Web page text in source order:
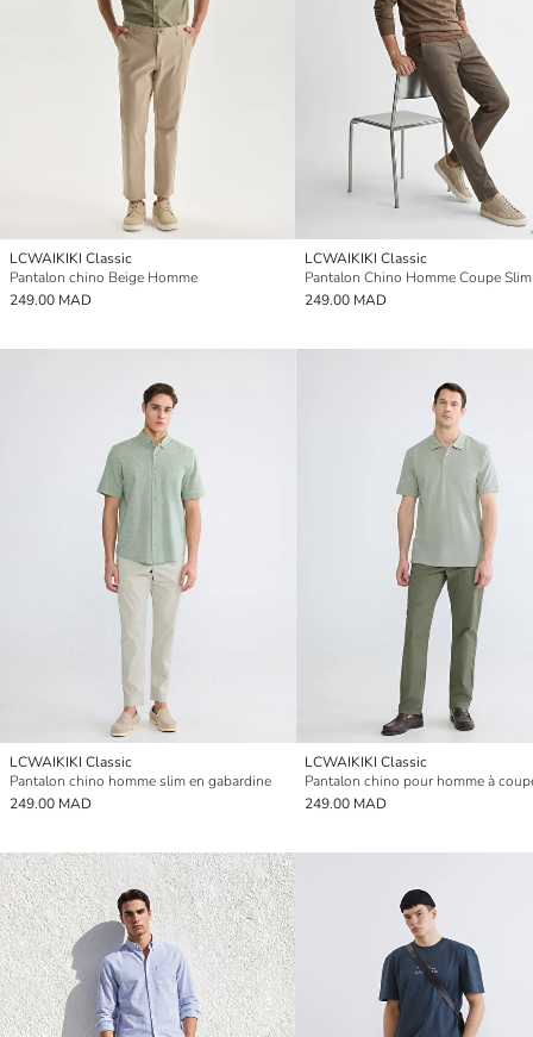
LCWAIKIKI Classic
Pantalon chino Beige Homme
249.00 MAD
LCWAIKIKI Classic
Pantalon Chino Homme Coupe Slim
249.00 MAD
LCWAIKIKI Classic
Pantalon chino homme slim en gabardine
249.00 MAD
LCWAIKIKI Classic
249.00 MAD